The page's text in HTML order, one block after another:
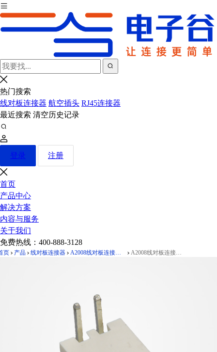
热门搜索
线对板连接器 航空插头 RJ45连接器
最近搜索 清空历史记录
登录 注册
首页
产品中心
解决方案
内容与服务
关于我们
免费热线： 400-888-3128
页 产品 线对板连接器 A2008线对板连接器Pitch 2.00mm 90°单排卧插 Wafer PA66 A2008线对板连接器Pitch 2.00mm 90°单排卧插 Wafer PA66 2Pin米黄色高温料镀亮锡